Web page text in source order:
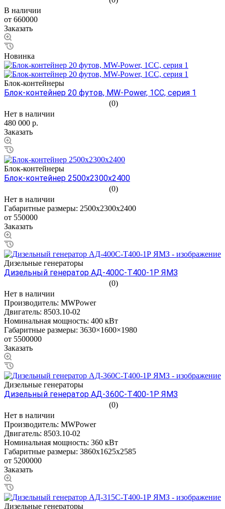
В наличии
от 660000
Заказать
Новинка
Блок-контейнеры
Блок-контейнер 20 футов, MW-Power, 1СС, серия 1
(0)
Нет в наличии
480 000 р.
Заказать
Блок-контейнеры
Блок-контейнер 2500х2300х2400
(0)
Нет в наличии
Габаритные размеры: 2500х2300х2400
от 550000
Заказать
Дизельные генераторы
Дизельный генератор АД-400С-Т400-1Р ЯМЗ
(0)
Нет в наличии
Производитель: MWPower
Двигатель: 8503.10-02
Номинальная мощность: 400 кВт
Габаритные размеры: 3630×1600×1980
от 5500000
Заказать
Дизельные генераторы
Дизельный генератор АД-360С-Т400-1Р ЯМЗ
(0)
Нет в наличии
Производитель: MWPower
Двигатель: 8503.10-02
Номинальная мощность: 360 кВт
Габаритные размеры: 3860х1625х2585
от 5200000
Заказать
Дизельные генераторы